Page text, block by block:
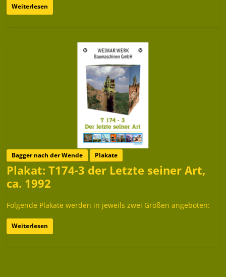
Weiterlesen
Bagger nach der Wende Plakate
Plakat: T174-3 der Letzte seiner Art,
ca. 1992
Folgende Plakate werden in jeweils zwei Größen angeboten:
Weiterlesen